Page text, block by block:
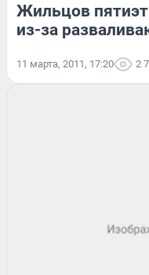
Жильцов
из-за
11 марта, 2011, 17:20 2